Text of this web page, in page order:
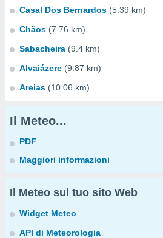
Casal Dos Bernardos (5.39 km)
Chãos (7.76 km)
Sabacheira (9.4 km)
Alvaiázere (9.87 km)
Areias (10.06 km)
Il Meteo...
PDF
Maggiori informazioni
Il Meteo sul tuo sito Web
Widget Meteo
API di Meteorologia